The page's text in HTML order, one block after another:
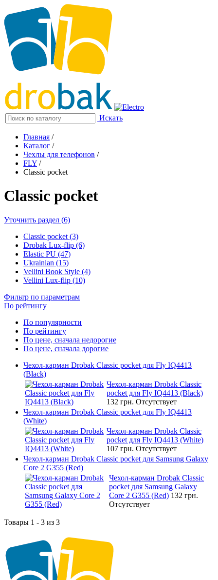
Искать
Главная /
Каталог /
Чехлы для телефонов /
FLY /
Classic pocket
Classic pocket
Уточнить раздел (6)
Classic pocket (3)
Drobak Lux-flip (6)
Elastic PU (47)
Ukrainian (15)
Vellini Book Style (4)
Vellini Lux-flip (10)
Фильтр по параметрам
По рейтингу
По популярности
По рейтингу
По цене, сначала недорогие
По цене, сначала дорогие
Чехол-карман Drobak Classic pocket для Fly IQ4413
(Black)
Чехол-карман Drobak Classic
pocket для Fly IQ4413 (Black)
132 грн. Отсутствует
Чехол-карман Drobak Classic pocket для Fly IQ4413
(White)
Чехол-карман Drobak Classic
pocket для Fly IQ4413 (White)
107 грн. Отсутствует
Чехол-карман Drobak Classic pocket для Samsung Galaxy
Core 2 G355 (Red)
Чехол-карман Drobak Classic
pocket для Samsung Galaxy
Core 2 G355 (Red) 132 грн.
Отсутствует
Товары 1 - 3 из 3